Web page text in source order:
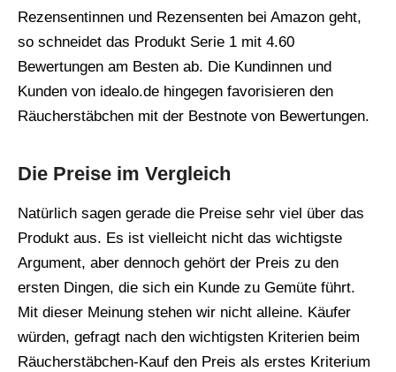
Rezensentinnen und Rezensenten bei Amazon geht,
so schneidet das Produkt Serie 1 mit 4.60
Bewertungen am Besten ab. Die Kundinnen und
Kunden von idealo.de hingegen favorisieren den
Räucherstäbchen mit der Bestnote von Bewertungen.
Die Preise im Vergleich
Natürlich sagen gerade die Preise sehr viel über das
Produkt aus. Es ist vielleicht nicht das wichtigste
Argument, aber dennoch gehört der Preis zu den
ersten Dingen, die sich ein Kunde zu Gemüte führt.
Mit dieser Meinung stehen wir nicht alleine. Käufer
würden, gefragt nach den wichtigsten Kriterien beim
Räucherstäbchen-Kauf den Preis als erstes Kriterium